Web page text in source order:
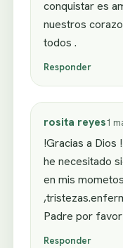
conquistar es
nuestros
todos .
Responder
rosita reyes1
!Gracias a Dios
he necesitado
en mis
Padre por
Responder